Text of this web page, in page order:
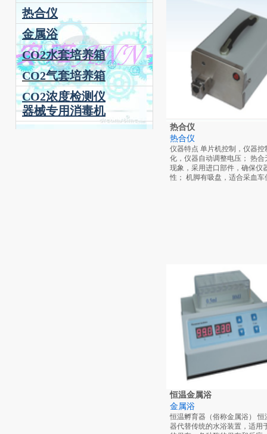
热合仪
热合仪
仪器特点 单片机控制，仪器控
化，仪器自动调整电压； 热合
现象，采用进口部件，确保仪
性； 机脚有吸盘，适合采血车
恒温金属浴
金属浴
恒温孵育器（俗称金属浴） 恒
器代替传统的水浴装置，适用
热合仪
金属浴
CO2水套培养箱
CO2气套培养箱
CO2浓度检测仪
器械专用消毒机
器械专用消毒机